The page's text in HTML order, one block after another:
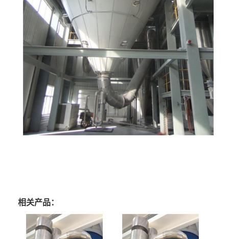
相关产品：